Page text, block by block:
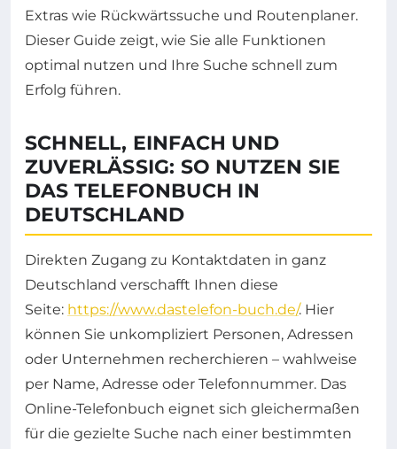
Extras wie Rückwärtssuche und Routenplaner.
Dieser Guide zeigt, wie Sie alle Funktionen
optimal nutzen und Ihre Suche schnell zum
Erfolg führen.
SCHNELL, EINFACH UND
ZUVERLÄSSIG: SO NUTZEN SIE
DAS TELEFONBUCH IN
DEUTSCHLAND
Direkten Zugang zu Kontaktdaten in ganz
Deutschland verschafft Ihnen diese
Seite: https://www.dastelefon-buch.de/. Hier
können Sie unkompliziert Personen, Adressen
oder Unternehmen recherchieren – wahlweise
per Name, Adresse oder Telefonnummer. Das
Online-Telefonbuch eignet sich gleichermaßen
für die gezielte Suche nach einer bestimmten